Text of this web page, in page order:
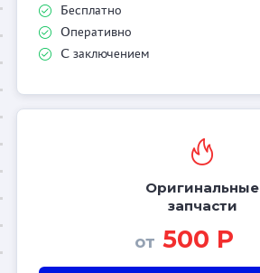
Бесплатно
Оперативно
С заключением
Оригинальные
запчасти
от 500 Р